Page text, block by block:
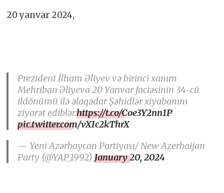
20 yanvar 2024,
Prezident İlham Əliyev və birinci xanım
Mehriban Əliyeva 20 Yanvar faciəsinin 34-cü
ildönümü ilə əlaqədar Şəhidlər xiyabanını
ziyarət ediblər.https://t.co/Coe3Y2nn1P
pic.twitter.com/vXIc2kThrX
— Yeni Azərbaycan Partiyası/ New Azerbaijan
Party (@YAP_1992)January 20, 2024